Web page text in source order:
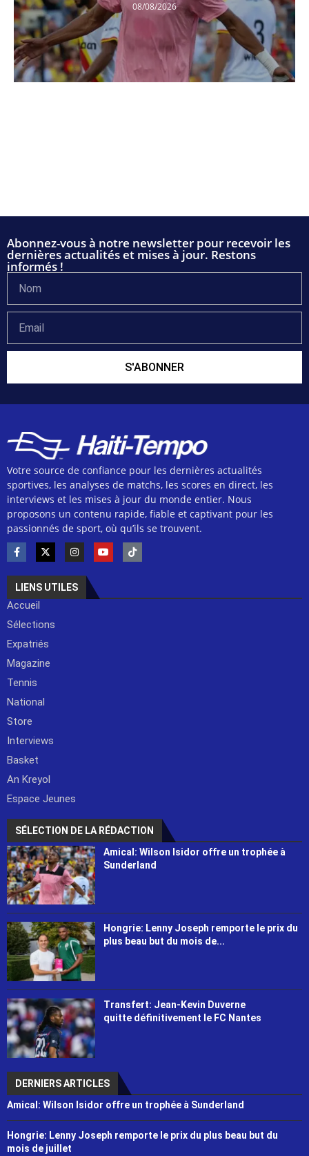
08/08/2026
Abonnez-vous à notre newsletter pour recevoir les
dernières actualités et mises à jour. Restons
informés !
S'ABONNER
Votre source de confiance pour les dernières actualités
sportives, les analyses de matchs, les scores en direct, les
interviews et les mises à jour du monde entier. Nous
proposons un contenu rapide, fiable et captivant pour les
passionnés de sport, où qu’ils se trouvent.
LIENS UTILES
Accueil
Sélections
Expatriés
Magazine
Tennis
National
Store
Interviews
Basket
An Kreyol
Espace Jeunes
SÉLECTION DE LA RÉDACTION
Amical: Wilson Isidor offre un trophée à
Sunderland
Hongrie: Lenny Joseph remporte le prix du
plus beau but du mois de...
Transfert: Jean-Kevin Duverne
quitte définitivement le FC Nantes
DERNIERS ARTICLES
Amical: Wilson Isidor offre un trophée à Sunderland
Hongrie: Lenny Joseph remporte le prix du plus beau but du
mois de juillet